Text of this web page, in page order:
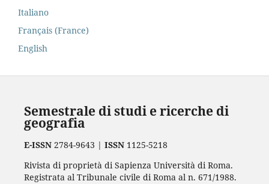
Italiano
Français (France)
English
Semestrale di studi e ricerche di
geografia
E-ISSN2784-9643 | ISSN1125-5218
Rivista di proprietà di Sapienza Università di Roma.
Registrata al Tribunale civile di Roma al n. 671/1988.